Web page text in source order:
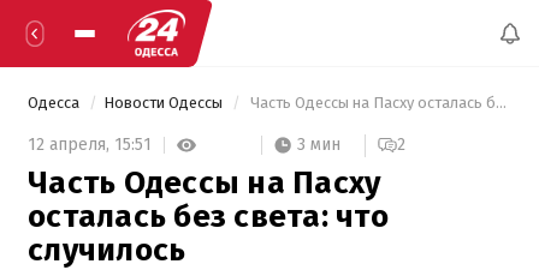
Одесса Новости Одессы Часть Одессы на Пасху осталась без света: что случилось
12 апреля, 15:51 3 мин 2
Часть Одессы на Пасху
осталась без света: что
случилось